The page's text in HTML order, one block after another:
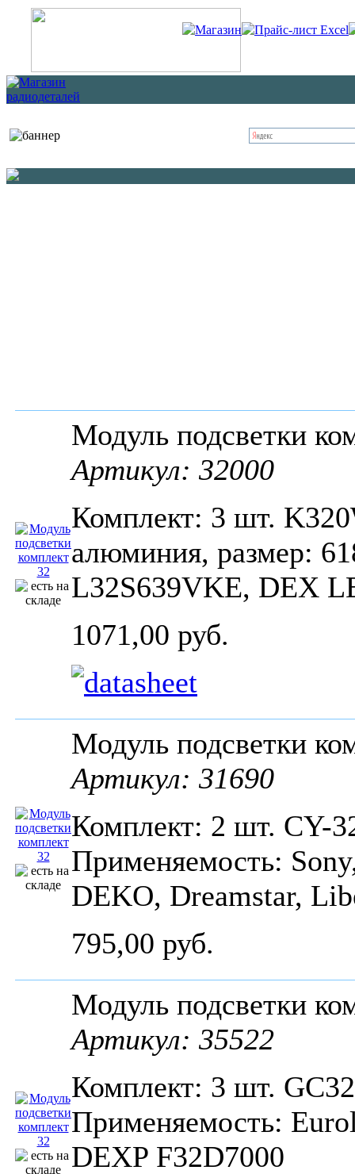
Магазин Прайс-лист Excel
Модуль подсветки
Артикул: 32000
Комплект: 3 шт.
алюминия, размер:
L32S639VKE, DEX
1071,00 руб.
Модуль подсветки
Артикул: 31690
Комплект: 2 шт. CY-
Применяемость:
DEKO, Dreamstar,
795,00 руб.
Модуль подсветки
Артикул: 35522
Комплект: 3 шт.
Применяемость:
DEXP F32D7000